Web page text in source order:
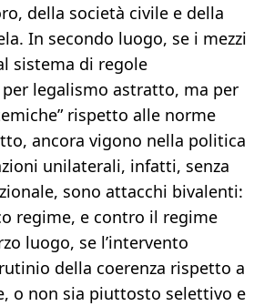
della società civile e della
In secondo luogo, se i mezzi
sistema di regole
legalismo astratto, ma per
rispetto alle norme
ancora vigono nella politica
unilaterali, infatti, senza
sono attacchi bivalenti:
regime, e contro il regime
luogo, se l’intervento
della coerenza rispetto a
o non sia piuttosto selettivo e